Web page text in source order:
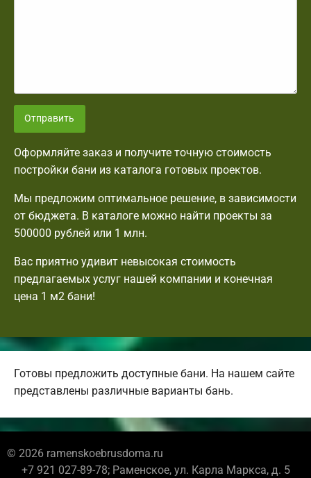
Отправить
Оформляйте заказ и получите точную стоимость
постройки бани из каталога готовых проектов.
Мы предложим оптимальное решение, в зависимости
от бюджета. В каталоге можно найти проекты за
500000 рублей или 1 млн.
Вас приятно удивит невысокая стоимость
предлагаемых услуг нашей компании и конечная
цена 1 м2 бани!
Готовы предложить доступные бани. На нашем сайте
представлены различные варианты бань.
© 2026 ramenskoebrusdoma.ru
+7 921 027-89-78; Раменское, ул. Карла Маркса, д. 5